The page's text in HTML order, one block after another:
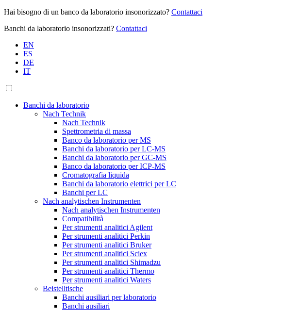
Hai bisogno di un banco da laboratorio insonorizzato? Contattaci
Banchi da laboratorio insonorizzati? Contattaci
EN
ES
DE
IT
Banchi da laboratorio
Nach Technik
Nach Technik
Spettrometria di massa
Banco da laboratorio per MS
Banchi da laboratorio per LC-MS
Banchi da laboratorio per GC-MS
Banco da laboratorio per ICP-MS
Cromatografia liquida
Banchi da laboratorio elettrici per LC
Banchi per LC
Nach analytischen Instrumenten
Nach analytischen Instrumenten
Compatibilità
Per strumenti analitici Agilent
Per strumenti analitici Perkin
Per strumenti analitici Bruker
Per strumenti analitici Sciex
Per strumenti analitici Shimadzu
Per strumenti analitici Thermo
Per strumenti analitici Waters
Beistelltische
Banchi ausiliari per laboratorio
Banchi ausiliari